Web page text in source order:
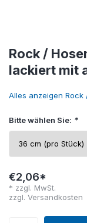
Rock /
lackiert mit
Alles anzeigen Rock
Bitte wählen Sie: *
€2,06*
* zzgl. MwSt.
zzgl. Versandkosten